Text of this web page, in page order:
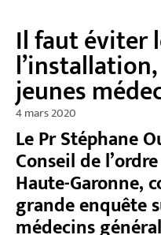
Il faut éviter
jeunes
4 mars 2020
Le Pr Stéphane
Conseil de
Haute-Garonne,
grande enquête
médecins